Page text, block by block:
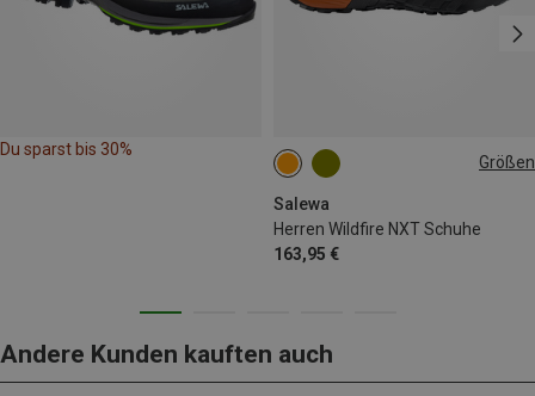
Du sparst bis 30%
Größen
Salewa
Herren Wildfire NXT Schuhe
163,95 €
Andere Kunden kauften auch